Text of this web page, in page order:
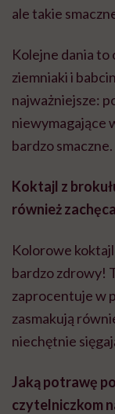
ale takie
Kolejne dania
ziemniaki i
najważniejsze:
niewymagające
bardzo smaczne.
Koktajl z
również
Kolorowe
bardzo zdrowy!
zaprocentuje w
zasmakują
niechętnie
Jaką potrawę
czytelniczkom